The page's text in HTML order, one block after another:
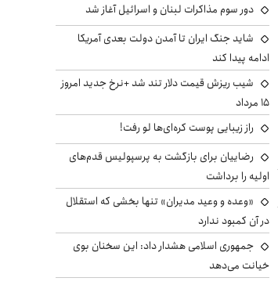
دور سوم مذاکرات لبنان و اسرائیل آغاز شد
شاید جنگ ایران تا آمدن دولت بعدی آمریکا
ادامه پیدا کند
شیب ریزش قیمت دلار تند شد +نرخ جدید امروز
۱۵ مرداد
راز زیبایی پوست کره‌ای‌ها لو رفت!
رضاییان برای بازگشت به پرسپولیس قدم‌های
اولیه را برداشت
«وعده و وعید مدیران» تنها بخشی که استقلال
در آن کمبود ندارد
جمهوری اسلامی هشدار داد: این سخنان بوی
خیانت می‌دهد